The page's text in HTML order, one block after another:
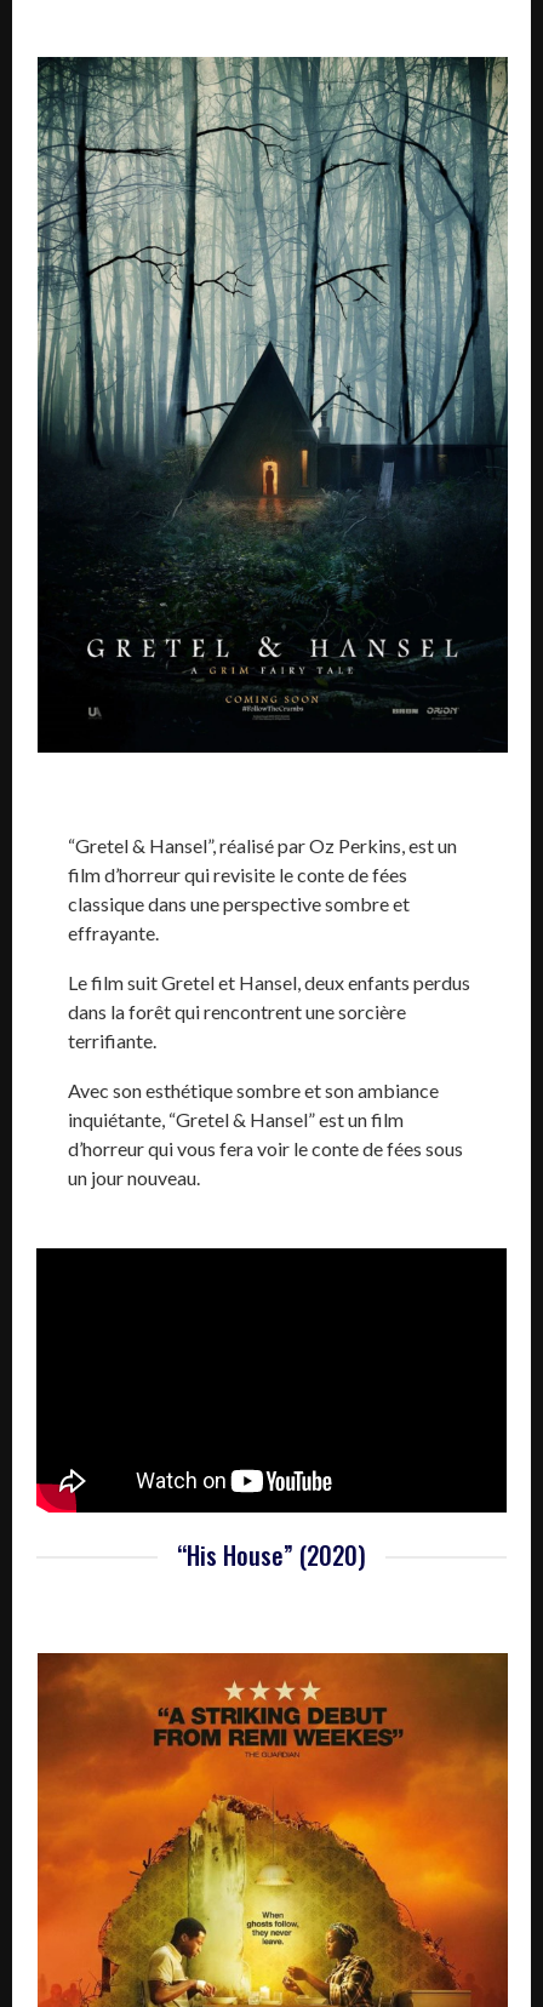
“Gretel & Hansel”, réalisé par Oz Perkins, est un
film d’horreur qui revisite le conte de fées
classique dans une perspective sombre et
effrayante.
Le film suit Gretel et Hansel, deux enfants perdus
dans la forêt qui rencontrent une sorcière
terrifiante.
Avec son esthétique sombre et son ambiance
inquiétante, “Gretel & Hansel” est un film
d’horreur qui vous fera voir le conte de fées sous
un jour nouveau.
“His House” (2020)